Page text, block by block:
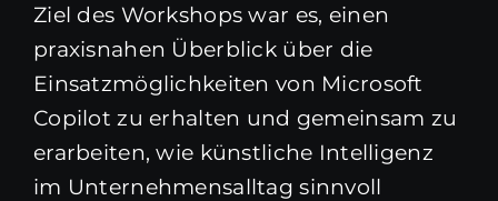
Ziel des Workshops war es, einen
praxisnahen Überblick über die
Einsatzmöglichkeiten von Microsoft
Copilot zu erhalten und gemeinsam zu
erarbeiten, wie künstliche Intelligenz
im Unternehmensalltag sinnvoll